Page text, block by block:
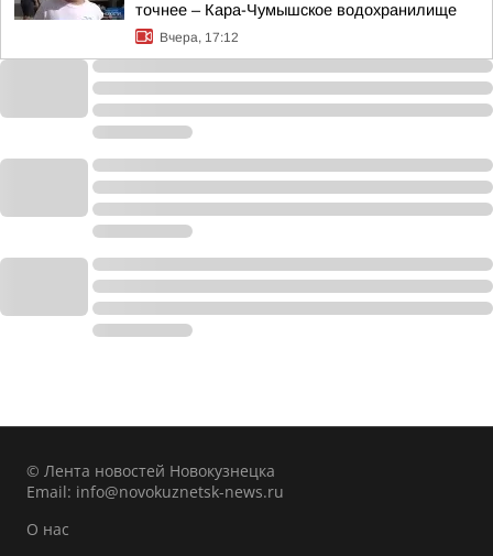
точнее – Кара-Чумышское водохранилище
Вчера, 17:12
© Лента новостей Новокузнецка
Email: info@novokuznetsk-news.ru
О нас